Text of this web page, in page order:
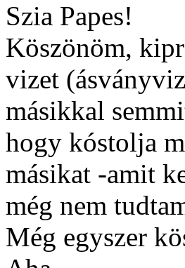
Szia Papes!
Köszönöm,
vizet
másikkal
hogy kóstolja
másikat -amit
még nem
Még egyszer